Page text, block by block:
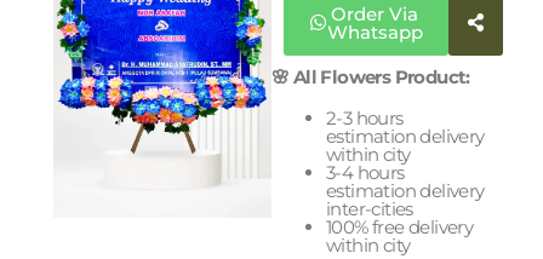
Order Via
Whatsapp
🌸 All Flowers Product:
2-3 hours
estimation delivery
within city
3-4 hours
estimation delivery
inter-cities
100% free delivery
within city